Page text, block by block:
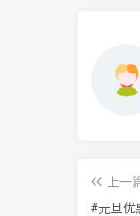
上一
#元旦优